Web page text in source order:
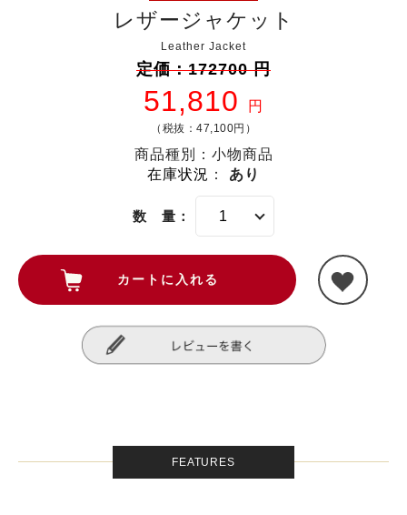
レザージャケット
Leather Jacket
定価：172700 円
51,810 円
（税抜：47,100円）
商品種別：小物商品
在庫状況 ： あり
数 量：
FEATURES